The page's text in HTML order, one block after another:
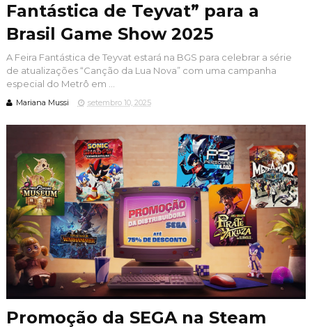
Fantástica de Teyvat” para a
Brasil Game Show 2025
A Feira Fantástica de Teyvat estará na BGS para celebrar a série
de atualizações “Canção da Lua Nova” com uma campanha
especial do Metrô em ...
Mariana Mussi setembro 10, 2025
Promoção da SEGA na Steam